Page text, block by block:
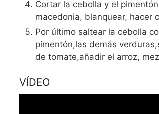
Cortar la cebolla y el
macedonia, blanquear, hacer
Por último saltear la cebolla
pimentón,las demás
de tomate,añadir el arroz,
VÍDEO